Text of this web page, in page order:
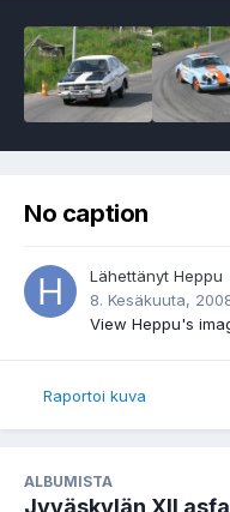
No caption
Lähettänyt Heppu
8. Kesäkuuta,
View Heppu's
Raportoi kuva
ALBUMISTA
Jyväskylän XII